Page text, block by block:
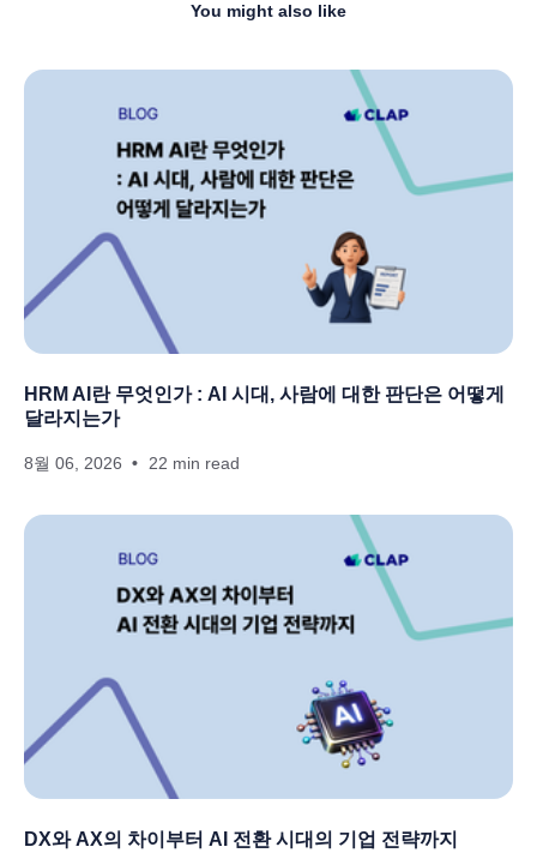
You might also like
HRM AI란 무엇인가 : AI 시대, 사람에 대한 판단은 어떻게
달라지는가
8월 06, 2026 22 min read
DX와 AX의 차이부터 AI 전환 시대의 기업 전략까지